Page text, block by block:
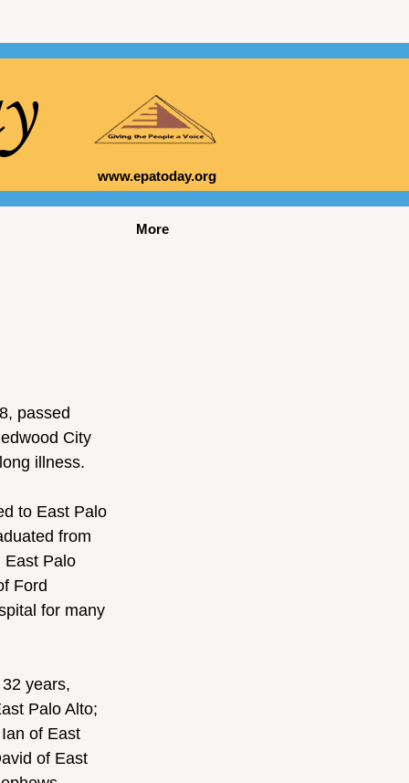
www.epatoday.org
More
passed
City
illness.
to East Palo
from
East Palo
Ford
for many
years,
Palo Alto;
of East
of East